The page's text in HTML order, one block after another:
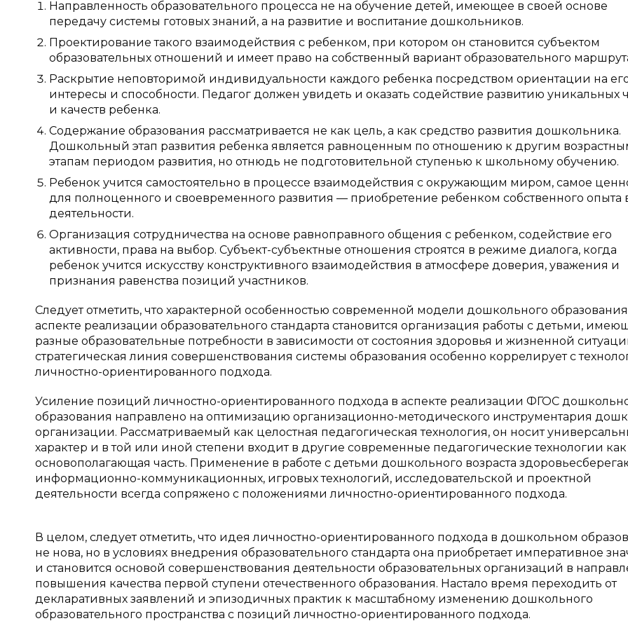
Направленность образовательного процесса не на обучение детей, имеющее в своей основе
передачу системы готовых знаний, а на развитие и воспитание дошкольников.
Проектирование такого взаимодействия с ребенком, при котором он становится субъектом
образовательных отношений и имеет право на собственный вариант образовательного
Раскрытие неповторимой индивидуальности каждого ребенка посредством ориентации на
интересы и способности. Педагог должен увидеть и оказать содействие развитию уникальных
и качеств ребенка.
Содержание образования рассматривается не как цель, а как средство развития дошкольника.
Дошкольный этап развития ребенка является равноценным по отношению к другим
этапам периодом развития, но отнюдь не подготовительной ступенью к школьному обучению.
Ребенок учится самостоятельно в процессе взаимодействия с окружающим миром, самое
для полноценного и своевременного развития — приобретение ребенком собственного опыта
деятельности.
Организация сотрудничества на основе равноправного общения с ребенком, содействие его
активности, права на выбор. Субъект-субъектные отношения строятся в режиме диалога, когда
ребенок учится искусству конструктивного взаимодействия в атмосфере доверия, уважения и
признания равенства позиций участников.
Следует отметить, что характерной особенностью современной модели дошкольного
аспекте реализации образовательного стандарта становится организация работы с детьми,
разные образовательные потребности в зависимости от состояния здоровья и жизненной
стратегическая линия совершенствования системы образования особенно коррелирует с
личностно-ориентированного подхода.
Усиление позиций личностно-ориентированного подхода в аспекте реализации ФГОС
образования направлено на оптимизацию организационно-методического инструментария
организации. Рассматриваемый как целостная педагогическая технология, он носит
характер и в той или иной степени входит в другие современные педагогические технологии
основополагающая часть. Применение в работе с детьми дошкольного возраста
информационно-коммуникационных, игровых технологий, исследовательской и проектной
деятельности всегда сопряжено с положениями личностно-ориентированного подхода.
В целом, следует отметить, что идея личностно-ориентированного подхода в дошкольном
не нова, но в условиях внедрения образовательного стандарта она приобретает императивное
и становится основой совершенствования деятельности образовательных организаций в
повышения качества первой ступени отечественного образования. Настало время переходить от
декларативных заявлений и эпизодичных практик к масштабному изменению дошкольного
образовательного пространства с позиций личностно-ориентированного подхода.